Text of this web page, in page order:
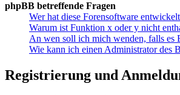
phpBB betreffende Fragen
Wer hat diese Forensoftware
Warum ist Funktion x oder y nicht
An wen soll ich mich wenden, falls es
Wie kann ich einen Administrator des
Registrierung und